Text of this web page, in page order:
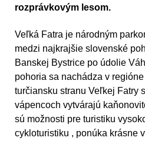
rozprávkovým lesom.
Veľká Fatra je národným
medzi najkrajšie slovenské
Banskej Bystrice po údolie
pohoria sa nachádza v
turčiansku stranu Veľkej Fatry
vápencoch vytvárajú
sú možnosti pre turistiku
cykloturistiku , ponúka krásne